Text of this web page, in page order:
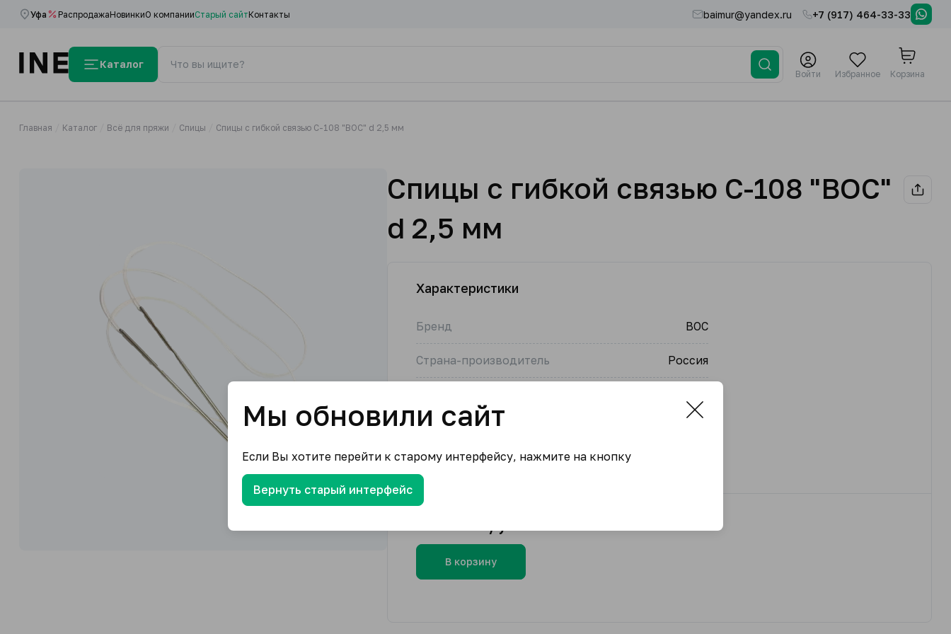
Уфа РаспродажаНовинкиО компанииСтарый сайтКонтакты baimur@yandex.ru +7 (917) 464-33-33
Каталог
Войти Избранное Корзина
Главная Каталог Всё для пряжи Спицы Спицы с гибкой связью С-108 "ВОС" d 2,5 мм
Спицы с гибкой связью С-108 "ВОС"
d 2,5 мм
Характеристики
Бренд ВОС
Страна-производитель Россия
Количество в упаковке
Единица измерения в упаковке товара
В корзину
Мы обновили сайт
Если Вы хотите перейти к старому интерфейсу, нажмите на кнопку
Вернуть старый интерфейс